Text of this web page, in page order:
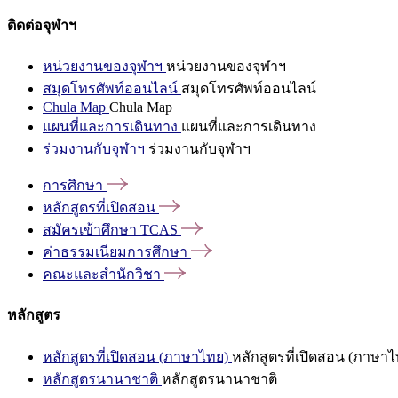
ติดต่อจุฬาฯ
หน่วยงานของจุฬาฯ หน่วยงานของจุฬาฯ
สมุดโทรศัพท์ออนไลน์ สมุดโทรศัพท์ออนไลน์
Chula Map Chula Map
แผนที่และการเดินทาง แผนที่และการเดินทาง
ร่วมงานกับจุฬาฯ ร่วมงานกับจุฬาฯ
การศึกษา
หลักสูตรที่เปิดสอน
สมัครเข้าศึกษา TCAS
ค่าธรรมเนียมการศึกษา
คณะและสำนักวิชา
หลักสูตร
หลักสูตรที่เปิดสอน (ภาษาไทย) หลักสูตรที่เปิดสอน (ภาษาไ
หลักสูตรนานาชาติ หลักสูตรนานาชาติ